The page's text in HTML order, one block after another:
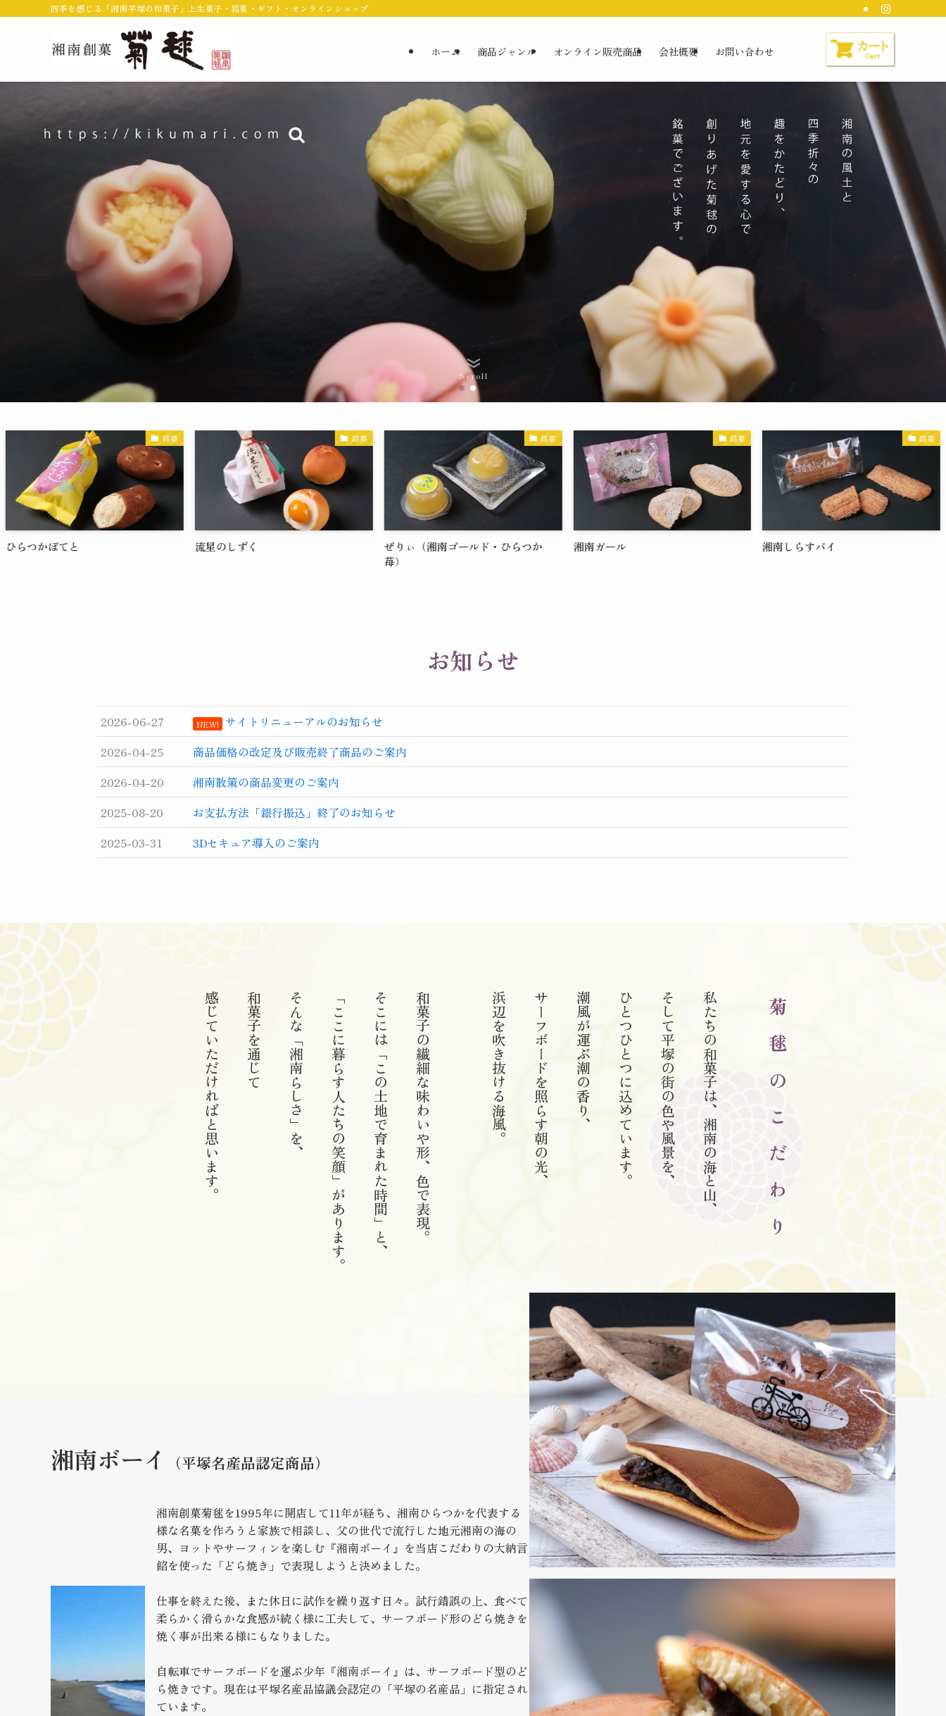
四季を感じる「湘南平塚の和菓子」上生菓子・銘菓・ギフト・オンラインショップ
ホーム 商品ジャンル オンライン販売商品 会社概要 お問い合わせ
Scroll
銘菓
ひらつかぽてと
銘菓
流星のしずく
銘菓
ぜりぃ（湘南ゴールド・ひらつか
苺）
銘菓
湘南ガール
銘菓
湘南しらすパイ
お知らせ
2026-06-27 NEW!
サイトリニューアルのお知らせ
2026-04-25
商品価格の改定及び販売終了商品のご案内
2026-04-20
湘南散策の商品変更のご案内
2025-08-20
お支払方法「銀行振込」終了のお知らせ
2025-03-31
3Dセキュア導入のご案内
菊 毬 の こ だ わ り
私たちの和菓子は、湘南の海と山、
そして平塚の街の色や風景を、
ひとつひとつに込めています。
潮風が運ぶ潮の香り、
サーフボードを照らす朝の光、
浜辺を吹き抜ける海風。
和菓子の繊細な味わいや形、色で表現。
そこには「この土地で育まれた時間」と、
「ここに暮らす人たちの笑顔」があります。
そんな「湘南らしさ」を、
和菓子を通じて
感じていただければと思います。
湘南ボーイ （平塚名産品認定商品）
湘南創菓菊毬を1995年に開店して11年が経ち、湘南ひらつかを代表する
様な名菓を作ろうと家族で相談し、父の世代で流行した地元湘南の海の
男、ヨットやサーフィンを楽しむ『湘南ボーイ』を当店こだわりの大納言
餡を使った「どら焼き」で表現しようと決めました。
仕事を終えた後、また休日に試作を繰り返す日々。試行錯誤の上、食べて
柔らかく滑らかな食感が続く様に工夫して、サーフボード形のどら焼きを
焼く事が出来る様にもなりました。
自転車でサーフボードを運ぶ少年『湘南ボーイ』は、サーフボード型のど
ら焼きです。現在は平塚名産品協議会認定の「平塚の名産品」に指定され
ています。